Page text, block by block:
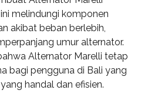
melindungi komponen
akibat beban berlebih,
umur alternator.
Alternator Marelli tetap
bagi pengguna di Bali yang
handal dan efisien.